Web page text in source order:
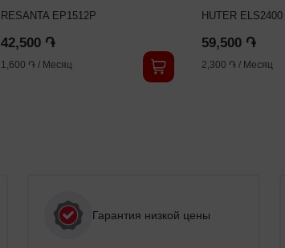
RESANTA EP1512P
42,500 ֏
1,600 ֏ / Месяц
HUTER ELS2400
59,500 ֏
2,300 ֏ / Месяц
Гарантия низкой цены